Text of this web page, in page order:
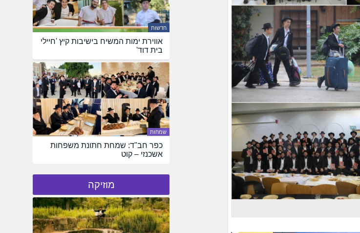
חדשות
אווירת ימות המשיח בישיבות קיץ 'חיילי
בית דוד'
שמחות
כפר חב"ד: שמחת חתונת משפחות
אשכנזי – קוט
מוזיקה